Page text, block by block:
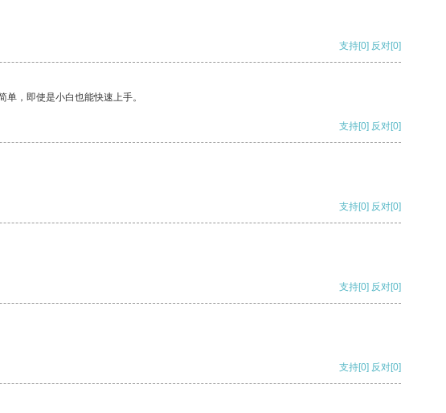
支持[0] 反对[0]
，即使是小白也能快速上手。
支持[0] 反对[0]
支持[0] 反对[0]
支持[0] 反对[0]
支持[0] 反对[0]